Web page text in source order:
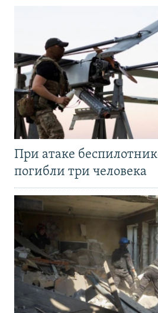
При атаке
погибли три человека